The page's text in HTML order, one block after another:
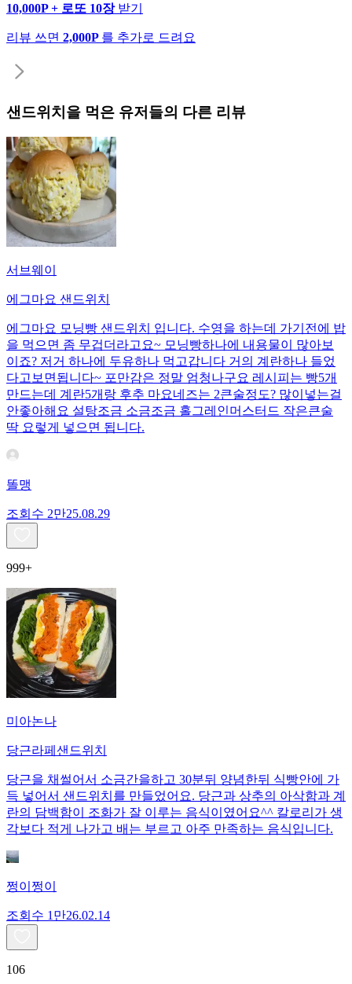
10,000P + 로또 10장 받기
리뷰 쓰면 2,000P 를 추가로 드려요
샌드위치 을 먹은 유저들의 다른 리뷰
서브웨이
에그마요 샌드위치
에그마요 모닝빵 샌드위치 입니다. 수영을 하는데 가기전에 밥
을 먹으면 좀 무겁더라고요~ 모닝빵하나에 내용물이 많아보
이죠? 저거 하나에 두유하나 먹고갑니다 거의 계란하나 들었
다고보면됩니다~ 포만감은 정말 엄청나구요 레시피는 빵5개
만드는데 계란5개랑 후추 마요네즈는 2큰술정도? 많이넣는걸
안좋아해요 설탕조금 소금조금 홀그레인머스터드 작은큰술
딱 요렇게 넣으면 됩니다.
똘맹
조회수 2만25.08.29
999+
미아논나
당근라페샌드위치
당근을 채썰어서 소금간을하고 30분뒤 양념한뒤 식빵안에 가
득 넣어서 샌드위치를 만들었어요. 당근과 상추의 아삭함과 계
란의 담백함이 조화가 잘 이루는 음식이였어요^^ 칼로리가 생
각보다 적게 나가고 배는 부르고 아주 만족하는 음식입니다.
쩡이쩡이
조회수 1만26.02.14
106